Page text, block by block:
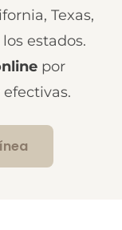
Texas,
estados.
por